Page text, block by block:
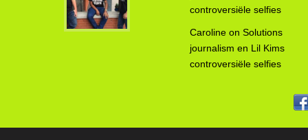
controversiële selfies
Caroline on Solutions
journalism en Lil Kims
controversiële selfies